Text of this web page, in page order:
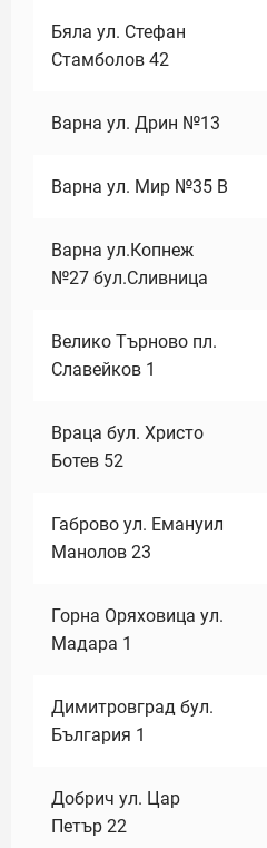
Бяла ул. Стефан
Стамболов 42
Варна ул. Дрин №13
Варна ул. Мир №35 В
Варна ул.Копнеж
№27 бул.Сливница
Велико Търново пл.
Славейков 1
Враца бул. Христо
Ботев 52
Габрово ул. Емануил
Манолов 23
Горна Оряховица ул.
Мадара 1
Димитровград бул.
България 1
Добрич ул. Цар
Петър 22